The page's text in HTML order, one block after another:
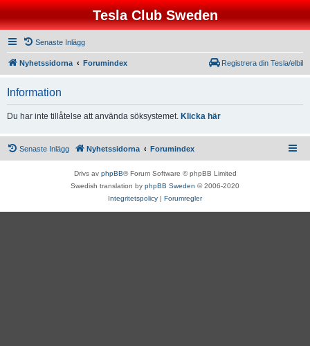
Tesla Club Sweden
Senaste Inlägg
Nyhetssidorna Forumindex Registrera din Tesla/elbil
Information
Du har inte tillåtelse att använda söksystemet. Klicka här
Senaste Inlägg Nyhetssidorna Forumindex
Drivs av phpBB® Forum Software © phpBB Limited
Swedish translation by phpBB Sweden © 2006-2020
Integritetspolicy | Forumregler